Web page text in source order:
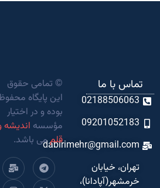
تماس با ما
02188506063
09201052183
dabirimehr@gmail.com
تهران، خیابان
خرمشهر(آپادانا)،
© تمامی حقوق
این پایگاه محفوظ
بوده و در اختیار
مؤسسه اندیشه و
قلممی باشد.